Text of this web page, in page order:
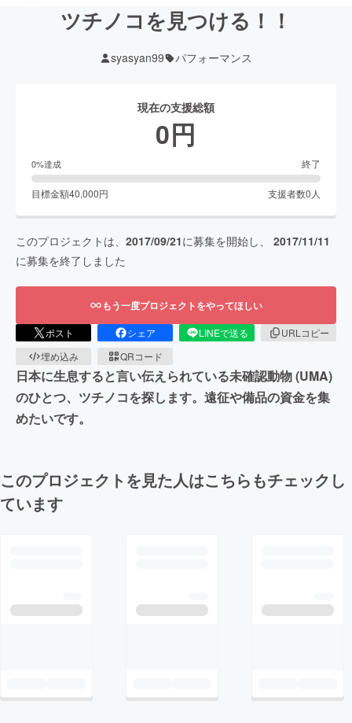
ツチノコを見つける！！
syasyan99 パフォーマンス
現在の支援総額
0円
0%達成 終了
目標金額40,000円 支援者数0 人
このプロジェクトは、 2017/09/21に募集を開始し、 2017/11/11
に募集を終了しました
もう一度プロジェクトをやってほしい
ポスト シェア LINEで送る
URLコピー
埋め込み
QRコード
日本に生息すると言い伝えられている未確認動物 (UMA)
のひとつ、ツチノコを探します。遠征や備品の資金を集
めたいです。
このプロジェクトを見た人はこちらもチェックし
ています